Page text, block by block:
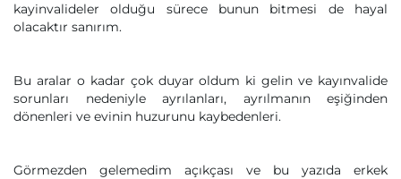
kayinvalideler olduğu sürece bunun bitmesi de hayal
olacaktır sanırım.
Bu aralar o kadar çok duyar oldum ki gelin ve kayınvalide
sorunları nedeniyle ayrılanları, ayrılmanın eşiğinden
dönenleri ve evinin huzurunu kaybedenleri.
Görmezden gelemedim açıkçası ve bu yazıda erkek